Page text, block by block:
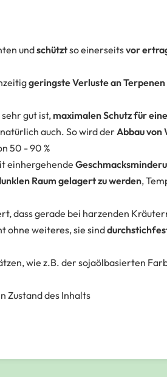
undschütztso einerseitsvor
geringste Verluste an
gut ist, maximalen Schutz für
auch. So wird derAbbau von
50 - 90 %
einhergehende
Raum gelagert zu werden,
dass gerade bei harzenden
ohne weiteres, sie sind
wie z.B. der sojaölbasierten
Zustand des Inhalts